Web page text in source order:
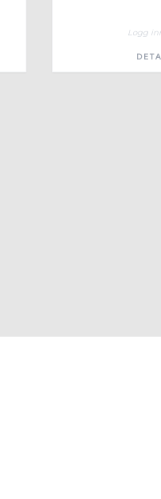
Logg